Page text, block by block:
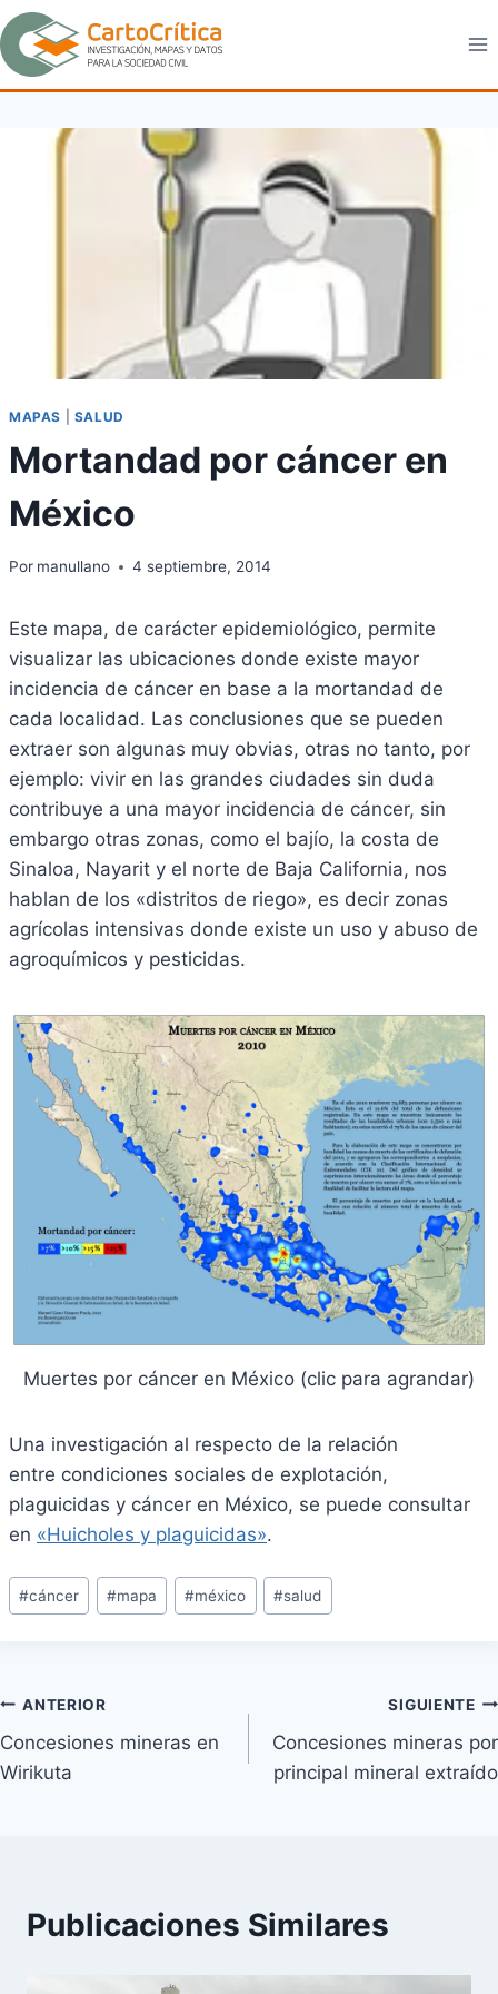
Saltar
al
contenido
MAPAS SALUD
Mortandad por cáncer en
México
Por manullano 4 septiembre, 2014
Este mapa, de carácter epidemiológico, permite
visualizar las ubicaciones donde existe mayor
incidencia de cáncer en base a la mortandad de
cada localidad. Las conclusiones que se pueden
extraer son algunas muy obvias, otras no tanto, por
ejemplo: vivir en las grandes ciudades sin duda
contribuye a una mayor incidencia de cáncer, sin
embargo otras zonas, como el bajío, la costa de
Sinaloa, Nayarit y el norte de Baja California, nos
hablan de los «distritos de riego», es decir zonas
agrícolas intensivas donde existe un uso y abuso de
agroquímicos y pesticidas.
Muertes por cáncer en México (clic para agrandar)
Una investigación al respecto de la relación
entre condiciones sociales de explotación,
plaguicidas y cáncer en México, se puede consultar
en «Huicholes y plaguicidas».
Etiquetas
de
#cáncer #mapa #méxico #salud
Navegación
de
ANTERIOR
Concesiones mineras en
Wirikuta
SIGUIENTE
Concesiones mineras por
principal mineral extraído
Publicaciones Similares